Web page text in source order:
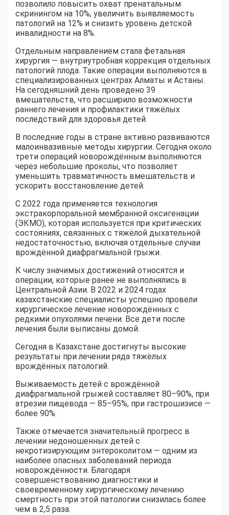
позволило повысить охват пренатальным
скринингом на 10%, увеличить выявляемость
патологий на 12% и снизить уровень детской
инвалидности на 8%.
Отдельным направлением стала фетальная
хирургия — внутриутробная коррекция отдельных
патологий плода. Такие операции выполняются в
специализированных центрах Алматы и Астаны.
На сегодняшний день проведено 39
вмешательств, что расширило возможности
раннего лечения и профилактики тяжёлых
последствий для здоровья детей.
В последние годы в стране активно развиваются
малоинвазивные методы хирургии. Сегодня около
трети операций новорождённым выполняются
через небольшие проколы, что позволяет
уменьшить травматичность вмешательств и
ускорить восстановление детей.
С 2022 года применяется технология
экстракорпоральной мембранной оксигенации
(ЭКМО), которая используется при критических
состояниях, связанных с тяжёлой дыхательной
недостаточностью, включая отдельные случаи
врождённой диафрагмальной грыжи.
К числу значимых достижений относятся и
операции, которые ранее не выполнялись в
Центральной Азии. В 2022 и 2024 годах
казахстанские специалисты успешно провели
хирургическое лечение новорождённых с
редкими опухолями печени. Все дети после
лечения были выписаны домой.
Сегодня в Казахстане достигнуты высокие
результаты при лечении ряда тяжёлых
врождённых патологий.
Выживаемость детей с врождённой
диафрагмальной грыжей составляет 80–90%, при
атрезии пищевода — 85–95%, при гастрошизисе —
более 90%.
Также отмечается значительный прогресс в
лечении недоношенных детей с
некротизирующим энтероколитом — одним из
наиболее опасных заболеваний периода
новорождённости. Благодаря
совершенствованию диагностики и
своевременному хирургическому лечению
смертность при этой патологии снизилась более
чем в 2,5 раза.